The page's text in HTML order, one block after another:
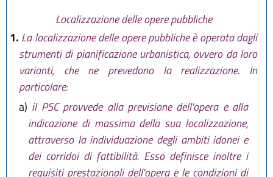
L.R. 30 maggio 2016 n. 9
Localizzazione delle opere pubbliche
1. La localizzazione delle opere pubbliche è operata dagli
strumenti di pianificazione urbanistica, ovvero da loro
varianti, che ne prevedono la realizzazione. In
particolare:
a) il PSC provvede alla previsione dell'opera e alla
indicazione di massima della sua localizzazione,
attraverso la individuazione degli ambiti idonei e
dei corridoi di fattibilità. Esso definisce inoltre i
requisiti prestazionali dell'opera e le condizioni di